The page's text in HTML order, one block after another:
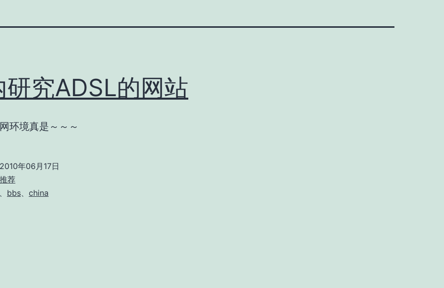
研究ADSL的网站
环境真是～～～
2010年06月17日
荐
bbs、 china